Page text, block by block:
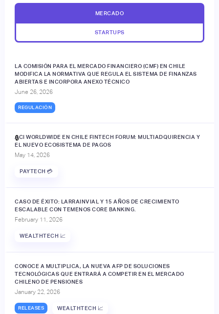
MERCADO
STARTUPS
LA COMISIÓN PARA EL MERCADO FINANCIERO (CMF) EN CHILE
MODIFICA LA NORMATIVA QUE REGULA EL SISTEMA DE FINANZAS
ABIERTAS E INCORPORA ANEXO TÉCNICO
June 26, 2026
REGULACIÓN
ACI WORLDWIDE EN CHILE FINTECH FORUM: MULTIADQUIRENCIA Y
EL NUEVO ECOSISTEMA DE PAGOS
May 14, 2026
PAYTECH 💳
🔒
CASO DE ÉXITO: LARRAINVIAL Y 15 AÑOS DE CRECIMIENTO
ESCALABLE CON TEMENOS CORE BANKING.
February 11, 2026
WEALTHTECH 📈
CONOCE A MULTIPLICA, LA NUEVA AFP DE SOLUCIONES
TECNOLÓGICAS QUE ENTRARÁ A COMPETIR EN EL MERCADO
CHILENO DE PENSIONES
January 22, 2026
RELEASES WEALTHTECH 📈